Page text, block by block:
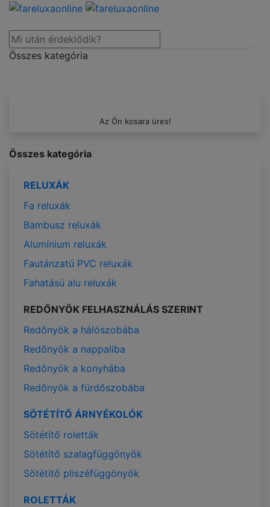
Összes kategória
Az Ön kosara üres!
Összes kategória
RELUXÁK
Fa reluxák
Bambusz reluxák
Alumínium reluxák
Fautánzatú PVC reluxák
Fahatású alu reluxák
REDŐNYÖK FELHASZNÁLÁS SZERINT
Redőnyök a hálószobába
Redőnyök a nappaliba
Redőnyök a konyhába
Redőnyök a fürdőszobába
SÖTÉTÍTŐ ÁRNYÉKOLÓK
Sötétítő roletták
Sötétítő szalagfüggönyök
Sötétítő pliszéfüggönyök
ROLETTÁK